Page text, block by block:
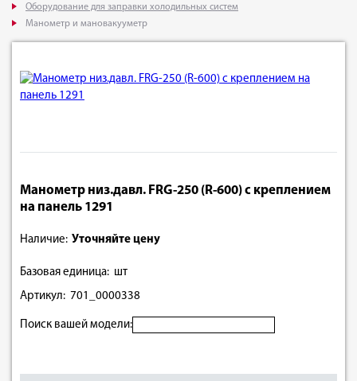
Оборудование для заправки холодильных систем
Манометр и мановакууметр
Манометр низ.давл. FRG-250 (R-600) с креплением
на панель 1291
Наличие: Уточняйте цену
Базовая единица: шт
Артикул: 701_0000338
Поиск вашей модели: